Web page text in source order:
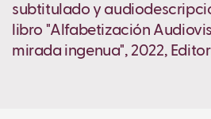
subtitulado y
libro "Alfabetización
mirada ingenua", 2022,